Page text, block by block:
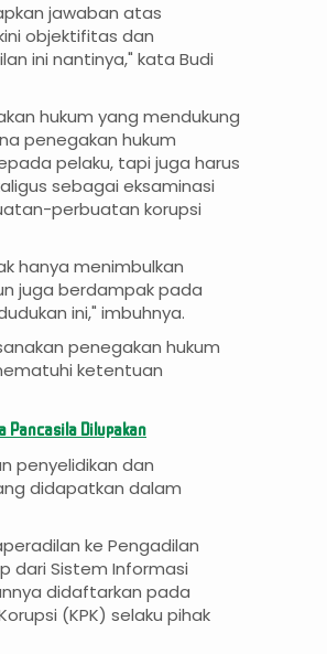
jawaban atas
objektifitas dan
ini nantinya," kata Budi
hukum yang mendukung
penegakan hukum
pelaku, tapi juga harus
sebagai eksaminasi
perbuatan korupsi
hanya menimbulkan
juga berdampak pada
ini," imbuhnya.
penegakan hukum
ketentuan
Pancasila Dilupakan
penyelidikan dan
didapatkan dalam
ke Pengadilan
dari Sistem Informasi
didaftarkan pada
(KPK) selaku pihak